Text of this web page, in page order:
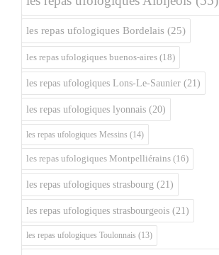
les repas ufologiques Bordelais (25)
les repas ufologiques buenos-aires (18)
les repas ufologiques Lons-Le-Saunier (21)
les repas ufologiques lyonnais (20)
les repas ufologiques Messins (14)
les repas ufologiques Montpelliérains (16)
les repas ufologiques strasbourg (21)
les repas ufologiques strasbourgeois (21)
les repas ufologiques Toulonnais (13)